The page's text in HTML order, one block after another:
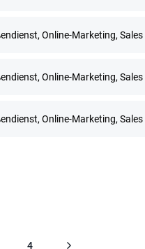
Online-Marketing, Sales
Online-Marketing, Sales
Online-Marketing, Sales
4